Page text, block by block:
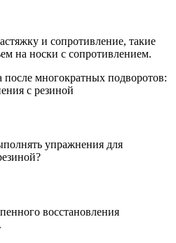
и сопротивление, такие
на носки с сопротивлением.
упражнения для
восстановления